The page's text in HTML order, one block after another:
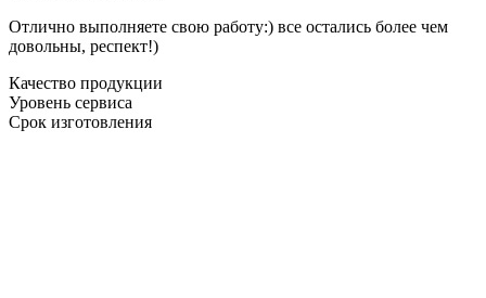
Отлично выполняете свою работу:) все остались более чем
довольны, респект!)
Качество продукции
Уровень сервиса
Срок изготовления